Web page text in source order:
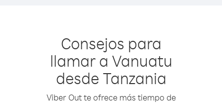
Consejos para
llamar a Vanuatu
desde Tanzania
Viber Out te ofrece más tiempo de